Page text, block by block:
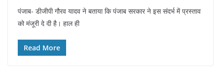
पंजाब- डीजीपी गौरव यादव ने बताया कि पंजाब सरकार ने इस संदर्भ में प्रस्ताव
को मंजूरी दे दी है। हाल ही
Read More